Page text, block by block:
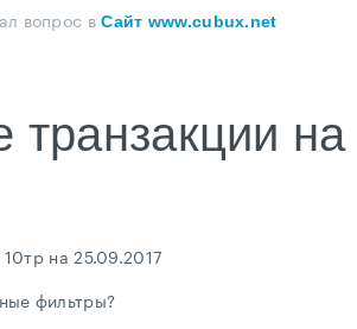
вопрос в Сайт www.cubux.net
на
на 25.09.2017
фильтры?